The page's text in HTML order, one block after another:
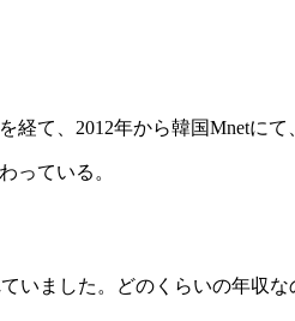
て、2012年から韓国Mnetに
っている。
ました。どのくらいの年収